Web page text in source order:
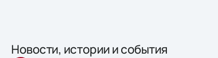
Новости, истории и события